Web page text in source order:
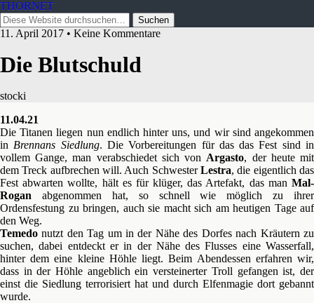
THORNET
11. April 2017 • Keine Kommentare
Die Blutschuld
stocki
11.04.21
Die Titanen liegen nun endlich hinter uns, und wir sind angekommen
in Brennans Siedlung. Die Vorbereitungen für das das Fest sind in
vollem Gange, man verabschiedet sich von Argasto, der heute mit
dem Treck aufbrechen will. Auch SchwesterLestra, die eigentlich das
Fest abwarten wollte, hält es für klüger, das Artefakt, das man Mal-
Rogan abgenommen hat, so schnell wie möglich zu ihrer
Ordensfestung zu bringen, auch sie macht sich am heutigen Tage auf
den Weg.
Temedo nutzt den Tag um in der Nähe des Dorfes nach Kräutern zu
suchen, dabei entdeckt er in der Nähe des Flusses eine Wasserfall,
hinter dem eine kleine Höhle liegt. Beim Abendessen erfahren wir,
dass in der Höhle angeblich ein versteinerter Troll gefangen ist, der
einst die Siedlung terrorisiert hat und durch Elfenmagie dort gebannt
wurde.